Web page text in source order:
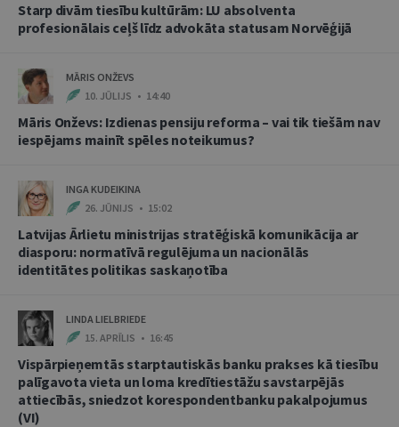
Starp divām tiesību kultūrām: LU absolventa
profesionālais ceļš līdz advokāta statusam Norvēģijā
MĀRIS ONŽEVS
10. JŪLIJS • 14:40
Māris Onževs: Izdienas pensiju reforma – vai tik tiešām nav
iespējams mainīt spēles noteikumus?
INGA KUDEIKINA
26. JŪNIJS • 15:02
Latvijas Ārlietu ministrijas stratēģiskā komunikācija ar
diasporu: normatīvā regulējuma un nacionālās
identitātes politikas saskaņotība
LINDA LIELBRIEDE
15. APRĪLIS • 16:45
Vispārpieņemtās starptautiskās banku prakses kā tiesību
palīgavota vieta un loma kredītiestāžu savstarpējās
attiecībās, sniedzot korespondentbanku pakalpojumus
(VI)